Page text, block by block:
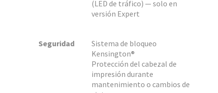
(LED de tráfico) — solo en
versión Expert
Seguridad
Sistema de bloqueo
Kensington®
Protección del cabezal de
impresión durante
mantenimiento o cambios de